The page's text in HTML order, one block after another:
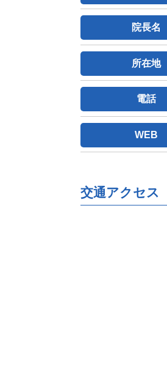
院長名
所在地
電話
WEB
交通アクセス